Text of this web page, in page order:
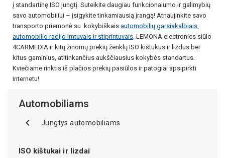
į standartinę ISO jungtį. Suteikite daugiau funkcionalumo ir galimybių
savo automobiliui – įsigykite tinkamiausią įrangą! Atnaujinkite savo
transporto priemonė su kokybiškais automobilių garsiakalbiais
automobilio radijo imtuvais ir stiprintuvais . LEMONA electronics siūlo
4CARMEDIA ir kitų žinomų prekių ženklų ISO kištukus ir lizdus bei
kitus gaminius, atitinkančius aukščiausius kokybės standartus.
Kviečiame rinktis iš plačios prekių pasiūlos ir patogiai apsipirkti
internetu!
Automobiliams
Jungtys automobiliams
ISO kištukai ir lizdai